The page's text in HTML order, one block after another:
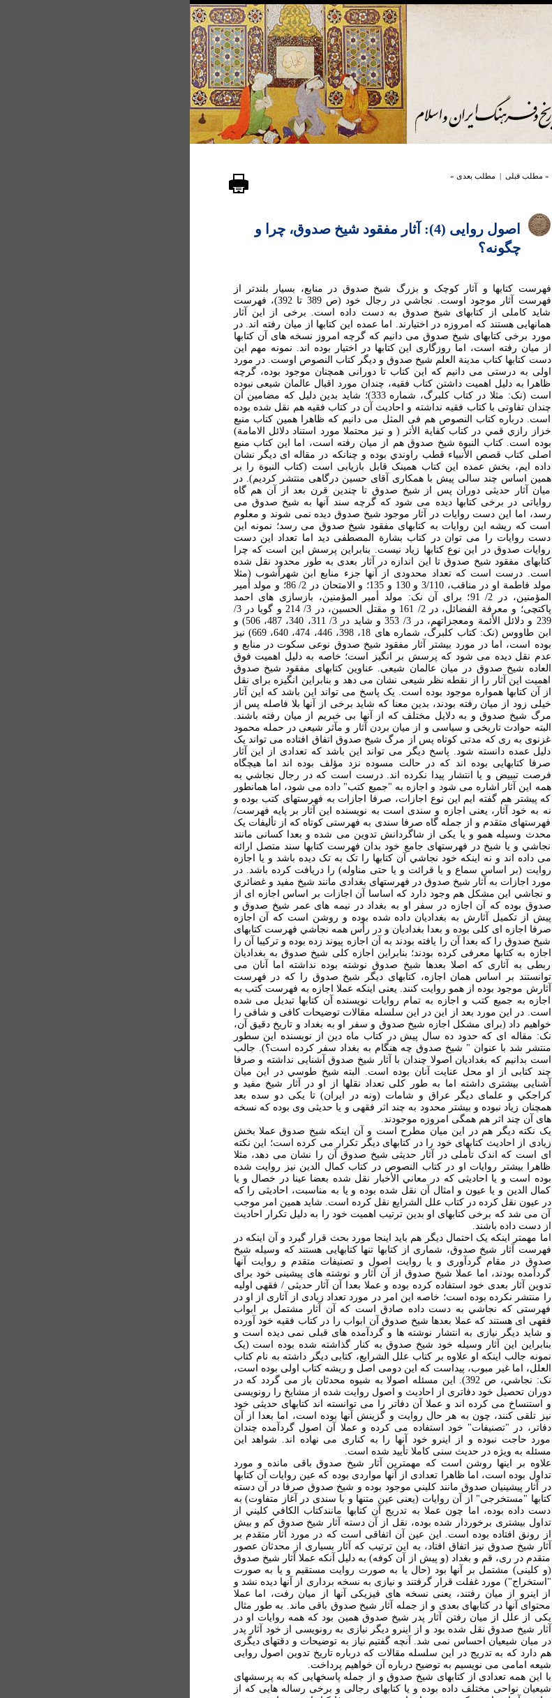
« مطلب قبلی | مطلب بعدی »
اصول روايی (4): آثار مفقود شيخ صدوق، چرا و
چگونه؟
فهرست کتابها و آثار کوچک و بزرگ شيخ صدوق در منابع، بسيار بلندتر از
فهرست آثار موجود اوست. نجاشي در رجال خود (ص 389 تا 392)، فهرست
شايد کاملی از کتابهای شيخ صدوق به دست داده است. برخی از اين آثار
همانهايی هستند که امروزه در اختيارند. اما عمده اين کتابها از ميان رفته اند. در
مورد برخی کتابهای شيخ صدوق می دانيم که گرچه امروز نسخه های آن کتابها
از ميان رفته است، اما روزگاری اين کتابها در اختيار بوده اند. نمونه مهم اين
دست کتابها کتاب مدينة العلم شيخ صدوق و ديگر کتاب النصوص اوست. در مورد
اولی به درستی می دانيم که اين کتاب تا دورانی همچنان موجود بوده، گرچه
ظاهرا به دليل اهميت داشتن کتاب فقيه، چندان مورد اقبال عالمان شيعی نبوده
است (نک: مثلا در کتاب کلبرگ، شماره 333)؛ شايد بدين دليل که مضامين آن
چندان تفاوتی با کتاب فقيه نداشته و احاديث آن در کتاب فقيه هم نقل شده بوده
است. درباره کتاب النصوص هم فی المثل می دانيم که ظاهرا همين کتاب منبع
خزاز رازي قمي در کتاب کفاية الأثر ( و نيز محتملا مورد استناد دلائل الامامة)
بوده است. کتاب النبوة شيخ صدوق هم از ميان رفته است، اما اين کتاب منبع
اصلی کتاب قصص الأنبياء قطب راوندي بوده و چنانکه در مقاله ای ديگر نشان
داده ايم، بخش عمده اين کتاب همينک قابل بازيابی است (کتاب النبوة را بر
همين اساس چند سالی پيش با همکاری آقای حسين درگاهی منتشر کرديم). در
ميان آثار حديثی دوران پس از شيخ صدوق تا چندين قرن بعد از آن هم گاه
رواياتی در برخی کتابها ديده می شود که گرچه سند آنها به شيخ صدوق می
رسد، اما اين دست روايات در آثار موجود شيخ صدوق ديده نمی شوند و معلوم
است که ريشه اين روايات به کتابهای مفقود شيخ صدوق می رسد؛ نمونه اين
دست روايات را می توان در کتاب بشارة المصطفی ديد اما تعداد اين دست
روايات صدوق در اين نوع کتابها زياد نيست. بنابراين پرسش اين است که چرا
کتابهای مفقود شيخ صدوق تا اين اندازه در آثار بعدی به طور محدود نقل شده
است. درست است که تعداد محدودی از آنها جزء منابع ابن شهرآشوب (مثلا
مولد فاطمة او در مناقب، 3/110 و 130 و 135؛ و الامتحان در 2/ 86؛ و مولد أمير
المؤمنين، در 2/ 91؛ برای آن نک: مولد أمير المؤمنين، بازسازی های احمد
پاکتچی؛ و معرفة الفضائل، در 2/ 161 و مقتل الحسين، در 3/ 214 و گویا در 3/
239 و دلائل الأئمة ومعجزاتهم، در 3/ 353 و شايد در 3/ 311، 340، 487، 506) و
ابن طاووس (نک: کتاب کلبرگ، شماره های 18، 398، 446، 474، 640، 669) نيز
بوده است، اما در مورد بيشتر آثار مفقود شيخ صدوق نوعی سکوت در منابع و
عدم نقل ديده می شود که پرسش بر انگيز است؛ خاصه به دليل اهميت فوق
العاده شيخ صدوق در ميان عالمان شيعی. عناوين کتابهای مفقود شيخ صدوق
اهميت اين آثار را از نقطه نظر شيعی نشان می دهد و بنابراين انگيزه برای نقل
از آن کتابها همواره موجود بوده است. يک پاسخ می تواند اين باشد که اين آثار
خيلی زود از ميان رفته بودند، بدين معنا که شايد برخی از آنها بلا فاصله پس از
مرگ شيخ صدوق و به دلايل مختلف که از آنها بی خبريم از ميان رفته باشند.
البته حوادث تاريخی و سياسی و از ميان بردن آثار و مآثر شيعی در حمله محمود
غزنوی به ری که مدتی کوتاه پس از مرگ شيخ صدوق اتفاق افتاده می تواند يک
دليل عمده دانسته شود. پاسخ ديگر می تواند اين باشد که تعدادی از اين آثار
صرفا کتابهايی بوده اند که در حالت مسوده نزد مؤلف بوده اند اما هيچگاه
فرصت تبييض و يا انتشار پيدا نکرده اند. درست است که در رجال نجاشي به
همه اين آثار اشاره می شود و اجازه به "جميع کتب" داده می شود، اما همانطور
که پيشتر هم گفته ايم اين نوع اجازات، صرفا اجازات به فهرستهای کتب بوده و
نه به خود آثار، يعنی اجازه و سندی است به نويسنده اين آثار بر پايه فهرست/
فهرستهای متقدم و از جمله گاه صرفا سندی به فهرستی کوتاه که از تأليفات يک
محدث وسيله همو و يا يکی از شاگردانش تدوين می شده و بعدا کسانی مانند
نجاشي و يا شيخ در فهرستهای جامع خود بدان فهرست کتابها سند متصل ارائه
می داده اند و نه اينکه خود نجاشي آن کتابها را تک به تک ديده باشد و يا اجازه
روايت (بر اساس سماع و يا قرائت و يا حتی مناوله) را دريافت کرده باشد. در
مورد اجازات به آثار شيخ صدوق در فهرستهای بغدادی مانند شيخ مفيد و غضائري
و نجاشي اين مشکل هم وجود دارد که اساسا آن اجازات بر اساس اجازه ای از
صدوق بوده که آن اجازه در سفر او به بغداد در نيمه های عمر شيخ صدوق و
پيش از تکميل آثارش به بغداديان داده شده بوده و روشن است که آن اجازه
صرفا اجازه ای کلی بوده و بعدا بغداديان و در رأس همه نجاشي فهرست کتابهای
شيخ صدوق را که بعدا آن را يافته بودند به آن اجازه پيوند زده بوده و ترکيبا آن را
اجازه به کتابها معرفی کرده بودند؛ بنابراين اجازه کلی شيخ صدوق به بغداديان
ربطی به آثاری که اصلا بعدها شيخ صدوق نوشته بوده نداشته اما آنان می
توانستند بر اساس همان اجازه، کتابهای ديگر شيخ صدوق را که در فهرست
آثارش موجود بوده از همو روايت کنند. يعنی اينکه عملا اجازه به فهرست کتب به
اجازه به جميع کتب و اجازه به تمام روايات نويسنده آن کتابها تبديل می شده
است. در اين مورد بعد از اين در اين سلسله مقالات توضيحات کافی و شافی را
خواهيم داد (برای مشکل اجازه شيخ صدوق و سفر او به بغداد و تاريخ دقيق آن،
نک: مقاله ای که حدود ده سال پيش در کتاب ماه دين از نويسنده اين سطور
منتشر شد با عنوان " شيخ صدوق چه هنگام به بغداد سفر کرده است؟). جالب
است بدانيم که بغداديان اصولا چندان با آثار شيخ صدوق آشنايی نداشته و صرفا
چند کتابی از او محل عنايت آنان بوده است. البته شيخ طوسي در اين ميان
آشنايی بيشتری داشته اما به طور کلی تعداد نقلها از او در آثار شيخ مفيد و
کراجکي و علمای ديگر عراق و شامات (ونه در ايران) تا يکی دو سده بعد
همچنان زياد نبوده و بيشتر محدود به چند اثر فقهی و يا حديثی وی بوده که نسخه
های آن چند اثر هم همگی امروزه موجودند.
يک نکته ديگر هم در اين ميان مطرح است و آن اينکه شيخ صدوق عملا بخش
زيادی از احاديث کتابهای خود را در کتابهای ديگر تکرار می کرده است؛ اين نکته
ای است که اندک تأملی در آثار حديثی شيخ صدوق آن را نشان می دهد، مثلا
ظاهرا بيشتر روايات او در کتاب النصوص در کتاب کمال الدين نيز روايت شده
بوده است و يا احاديثی که در معاني الأخبار نقل شده بعضا عينا در خصال و يا
کمال الدين و يا عيون و امثال آن نقل شده بوده و يا به مناسبت، احاديثی را که
در عيون نقل کرده در کتاب علل الشرايع نقل کرده است. شايد همين امر موجب
آن می شد که برخی کتابهای او بدين ترتيب اهميت خود را به دليل تکرار احاديث
از دست داده باشند.
اما مهمتر اينکه يک احتمال ديگر هم بايد اينجا مورد بحث قرار گيرد و آن اينکه در
فهرست آثار شيخ صدوق، شماری از کتابها تنها کتابهايی هستند که وسيله شيخ
صدوق در مقام گردآوری و يا روايت اصول و تصنيفات متقدم و روايت آنها
گردآمده بودند، اما عملا شيخ صدوق از آن آثار و نوشته های پيشينی خود برای
تدوين آثار بعدی خود استفاده کرده بوده و عملا بعدا آن آثار حديثی / فقهی اوليه
را منتشر نکرده بوده است؛ خاصه اين امر در مورد تعداد زيادی از آثاری از او در
فهرستی که نجاشي به دست داده صادق است که آن آثار مشتمل بر ابواب
فقهی ای هستند که عملا بعدها شيخ صدوق آن ابواب را در کتاب فقيه خود آورده
و شايد ديگر نيازی به انتشار نوشته ها و گردآمده های قبلی نمی ديده است و
بنابراين اين آثار وسيله خود شيخ صدوق به کنار گذاشته شده بوده است (يک
نمونه جالب اينکه او علاوه بر کتاب علل الشرايع، کتابی ديگر داشته به نام کتاب
العلل، اما غير مبوب، پيداست که اين دومی اصل و ريشه کتاب اولی بوده است،
نک: نجاشي، ص 392). اين مسئله اصولا به شيوه محدثان باز می گردد که در
دوران تحصيل خود دفاتری از احاديث و اصول روايت شده از مشايخ را رونويسی
و استنساخ می کرده اند و عملا آن دفاتر را می توانسته اند کتابهای حديثی خود
نيز تلقی کنند، چون به هر حال روايت و گزينش آنها بوده است، اما بعدا از آن
دفاتر، در "تصنيفات" خود استفاده می کرده و عملا آن اصول گردآمده چندان
مورد حاجت نبوده و از اينرو خود آنها را به کناری می نهاده اند. شواهد اين
مسئله به ويژه در حديث سنی کاملا تأييد شده است.
علاوه بر اينها روشن است که مهمترين آثار شيخ صدوق باقی مانده و مورد
تداول بوده است، اما ظاهرا تعدادی از آنها مواردی بوده که عين روايات آن کتابها
در آثار پيشينيان صدوق مانند کليني موجود بوده و شيخ صدوق صرفا در آن دسته
کتابها "مستخرجی" از آن روايات (يعنی عين متنها و با سندی در آغاز متفاوت) به
دست داده بوده، اما چون عملا به تدريج آن کتابها مانندکتاب الکافي کليني از
تداول بيشتری برخوردار شده بوده، نقل از آن دسته آثار شيخ صدوق کم و بيش
از رونق افتاده بوده است. اين عين آن اتفاقی است که در مورد آثار متقدم بر
آثار شيخ صدوق نيز اتفاق افتاد، به اين ترتيب که آثار بسياری از محدثان عصور
متقدم در ری، قم و بغداد (و پيش از آن کوفه) به دليل آنکه عملا آثار شيخ صدوق
(و کلينی) مشتمل بر آنها بود (حال يا به صورت روايت مستقيم و يا به صورت
"استخراج") مورد غفلت قرار گرفتند و نيازی به نسخه برداری از آنها ديده نشد و
از اينرو از ميان رفتند، يعنی نسخه های فيزيکی آنها از ميان رفت، اما عملا
محتوای آنها در کتابهای بعدی و از جمله آثار شيخ صدوق باقی ماند. به طور مثال
يکی از علل از ميان رفتن آثار پدر شيخ صدوق همين بود که همه روايات او در
آثار شيخ صدوق نقل شده بود و از اينرو ديگر نيازی به رونويسی از خود آثار پدر
در ميان شيعيان احساس نمی شد. آنچه گفتيم نياز به توضيحات و دقتهای ديگری
هم دارد که به تدريج در اين سلسله مقالات که درباره تاريخ تدوين اصول روايی
شيعه امامی می نويسيم به توضيح درباره آن خواهيم پرداخت.
با اين همه تعدادی از کتابهای شيخ صدوق و از جمله پاسخهايی که به پرسشهای
شيعيان نواحی مختلف داده بوده و يا کتابهای رجالی و برخی رساله هايی که از